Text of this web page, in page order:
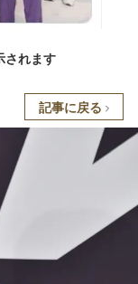
されます
記事に戻る